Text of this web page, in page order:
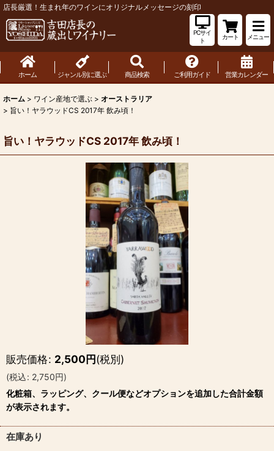
店長厳選！生まれ年のワインにオリジナルメッセージの刻印
PCサイ
ト
カート メニュー
ホーム ジャンル別に選ぶ 商品検索 ご利用ガイド 営業カレンダー
ホーム > ワイン産地で選ぶ > オーストラリア
> 旨い！ヤラウッドCS 2017年 飲み頃！
旨い！ヤラウッドCS 2017年 飲み頃！
販売価格: 2,500円(税別)
(税込: 2,750円)
化粧箱、ラッピング、クール便などオプションを追加した合計金額
が表示されます。
在庫あり